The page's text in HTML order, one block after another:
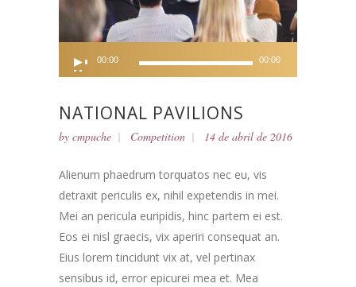
00:00 00:00
NATIONAL PAVILIONS
by cmpuche Competition 14 de abril de 2016
Alienum phaedrum torquatos nec eu, vis
detraxit periculis ex, nihil expetendis in mei.
Mei an pericula euripidis, hinc partem ei est.
Eos ei nisl graecis, vix aperiri consequat an.
Eius lorem tincidunt vix at, vel pertinax
sensibus id, error epicurei mea et. Mea